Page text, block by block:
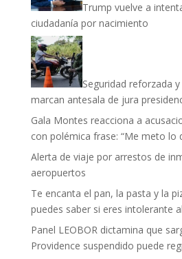
Trump vuelve a
ciudadanía por nacimiento
Seguridad reforzada
marcan antesala de jura
Gala Montes reacciona a
con polémica frase: “Me meto lo
Alerta de viaje por arrestos de
aeropuertos
Te encanta el pan, la pasta y la
puedes saber si eres intolerante
Panel LEOBOR dictamina que
Providence suspendido puede